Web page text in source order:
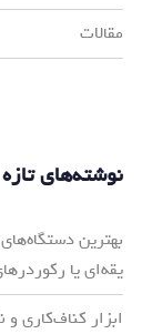
مقالات
نوشته‌های تازه
بهترین
یقه‌ای یا
ابزار کناف‌کاری